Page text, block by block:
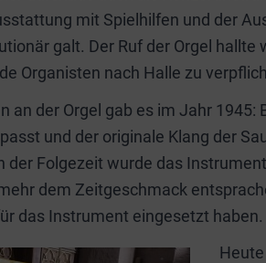
mit Spielhilfen und der
galt. Der Ruf der Orgel
Organisten nach Halle zu
an der Orgel gab es im Jahr
und der originale Klang der
der Folgezeit wurde das
dem Zeitgeschmack
das Instrument eingesetzt haben.